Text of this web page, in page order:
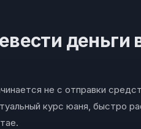
не с отправки
курс юаня, быстро